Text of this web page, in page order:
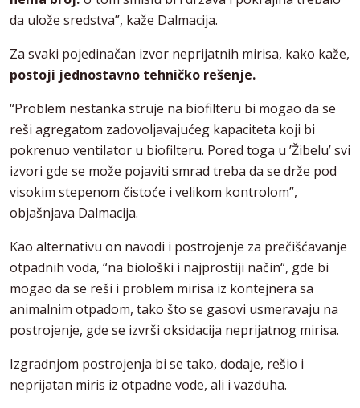
da ulože sredstva”, kaže Dalmacija.
Za svaki pojedinačan izvor neprijatnih mirisa, kako kaže,
postoji jednostavno tehničko rešenje.
“Problem nestanka struje na biofilteru bi mogao da se
reši agregatom zadovoljavajućeg kapaciteta koji bi
pokrenuo ventilator u biofilteru. Pored toga u ’Žibelu’ svi
izvori gde se može pojaviti smrad treba da se drže pod
visokim stepenom čistoće i velikom kontrolom”,
objašnjava Dalmacija.
Kao alternativu on navodi i postrojenje za prečišćavanje
otpadnih voda, “na biološki i najprostiji način“, gde bi
mogao da se reši i problem mirisa iz kontejnera sa
animalnim otpadom, tako što se gasovi usmeravaju na
postrojenje, gde se izvrši oksidacija neprijatnog mirisa.
Izgradnjom postrojenja bi se tako, dodaje, rešio i
neprijatan miris iz otpadne vode, ali i vazduha.